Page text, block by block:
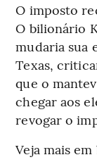
O imposto
O bilionário
mudaria sua
Texas,
que o
chegar aos
revogar o
Veja mais